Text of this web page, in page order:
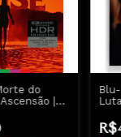
do
|